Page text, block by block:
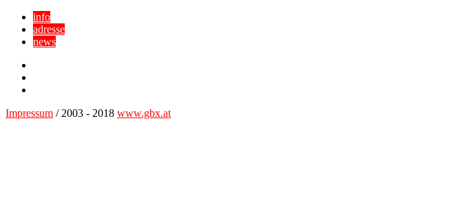
info
adresse
news
Impressum / 2003 - 2018 www.gbx.at